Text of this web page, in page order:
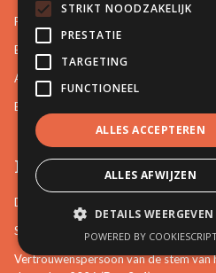
Familiale Bemiddeling
Burgerlijke en Handelszaken
Arbeidsrelaties en Sociale zaken
Bemiddeling in Bestuurszaken
Permanente vorming
De startbasis als erkend bemiddelaar
Starten als bemiddelaar na mijn
Vertrouwenspersoon van de stem
STRIKT NOODZAKELIJK
PRESTATIE
TARGETING
FUNCTIONEEL
ALLES ACCEPTEREN
ALLES AFWIJZEN
DETAILS WEERGEVEN
POWERED BY